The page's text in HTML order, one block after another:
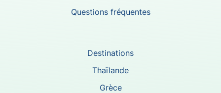
Questions fréquentes
Destinations
Thaïlande
Grèce